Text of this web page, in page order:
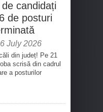
candidați
de posturi
July 2026
din județ! Pe 21
scrisă din cadrul
a posturilor